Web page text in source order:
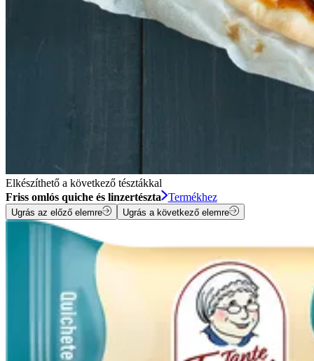
Elkészíthető a következő tésztákkal
Friss omlós quiche és linzertészta
Termékhez
Ugrás az előző elemre Ugrás a következő elemre